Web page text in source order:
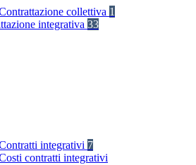
collettiva 1
integrativa 33
integrativi 7
contratti integrativi